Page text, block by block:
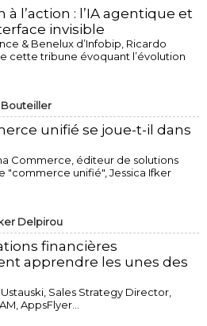
à l’action : l’IA agentique et
invisible
& Benelux d’Infobip, Ricardo
cette tribune évoquant l’évolution
unifié se joue-t-il dans
Commerce, éditeur de solutions
"commerce unifié", Jessica Ifker
Delpirou
financières
apprendre les unes des
Sales Strategy Director,
AppsFlyer...